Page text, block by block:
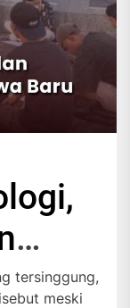
tersinggung,
meski